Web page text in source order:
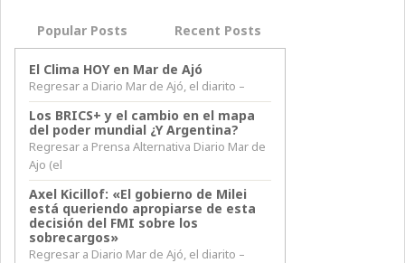
Popular Posts Recent Posts
El Clima HOY en Mar de Ajó
Regresar a Diario Mar de Ajó, el diarito –
Los BRICS+ y el cambio en el mapa
del poder mundial ¿Y Argentina?
Regresar a Prensa Alternativa Diario Mar de
Ajo (el
Axel Kicillof: «El gobierno de Milei
está queriendo apropiarse de esta
decisión del FMI sobre los
sobrecargos»
Regresar a Diario Mar de Ajó, el diarito –